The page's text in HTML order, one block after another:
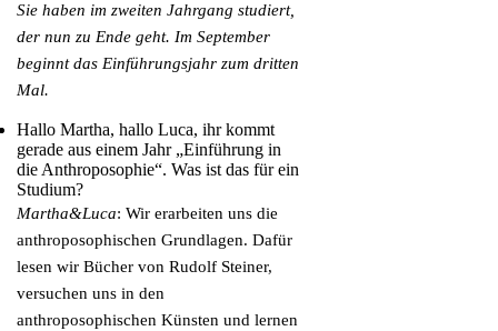
Sie haben im zweiten Jahrgang studiert,
der nun zu Ende geht. Im September
beginnt das Einführungsjahr zum dritten
Mal.
Hallo Martha, hallo Luca, ihr kommt
gerade aus einem Jahr „Einführung in
die Anthroposophie“. Was ist das für ein
Studium?
Martha&Luca: Wir erarbeiten uns die
anthroposophischen Grundlagen. Dafür
lesen wir Bücher von Rudolf Steiner,
versuchen uns in den
anthroposophischen Künsten und lernen